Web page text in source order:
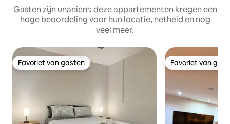
Gasten zijn unaniem: deze appartementen kregen een
hoge beoordeling voor hun locatie, netheid en nog
veel meer.
Favoriet van gasten
Favoriet van gasten Favoriet van
Favoriet van